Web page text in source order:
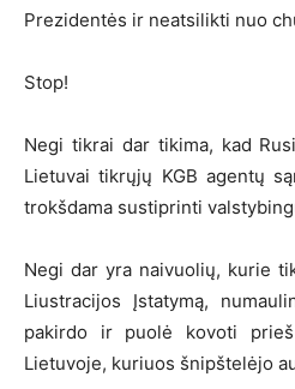
Prezidentės ir neatsilikti nuo
Stop!
Negi tikrai dar tikima, kad
Lietuvai tikrųjų KGB agentų
trokšdama sustiprinti
Negi dar yra naivuolių, kurie
Liustracijos Įstatymą,
pakirdo ir puolė kovoti prieš
Lietuvoje, kuriuos šnipštelėjo